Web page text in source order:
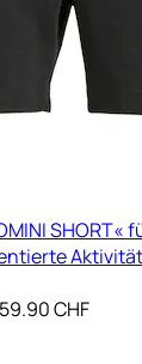
SHORT«
59.90 CHF